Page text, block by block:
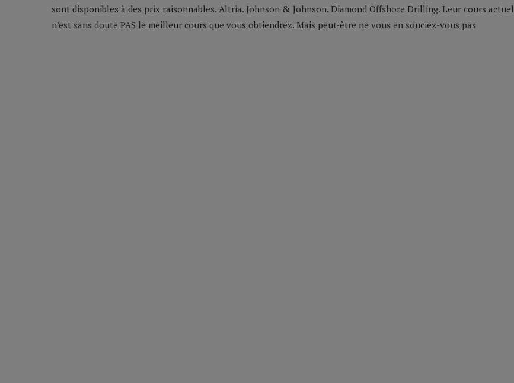
sont disponibles à des prix raisonnables. Altria. Johnson & Johnson. Diamond Offshore Drilling. Leur cours actuel
n’est sans doute PAS le meilleur cours que vous obtiendrez. Mais peut-être ne vous en souciez-vous pas